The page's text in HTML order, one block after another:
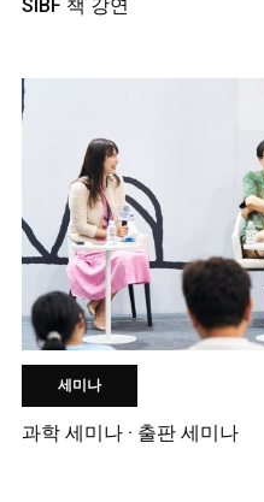
SIBF 책 강연
세미나
과학 세미나 · 출판 세미나